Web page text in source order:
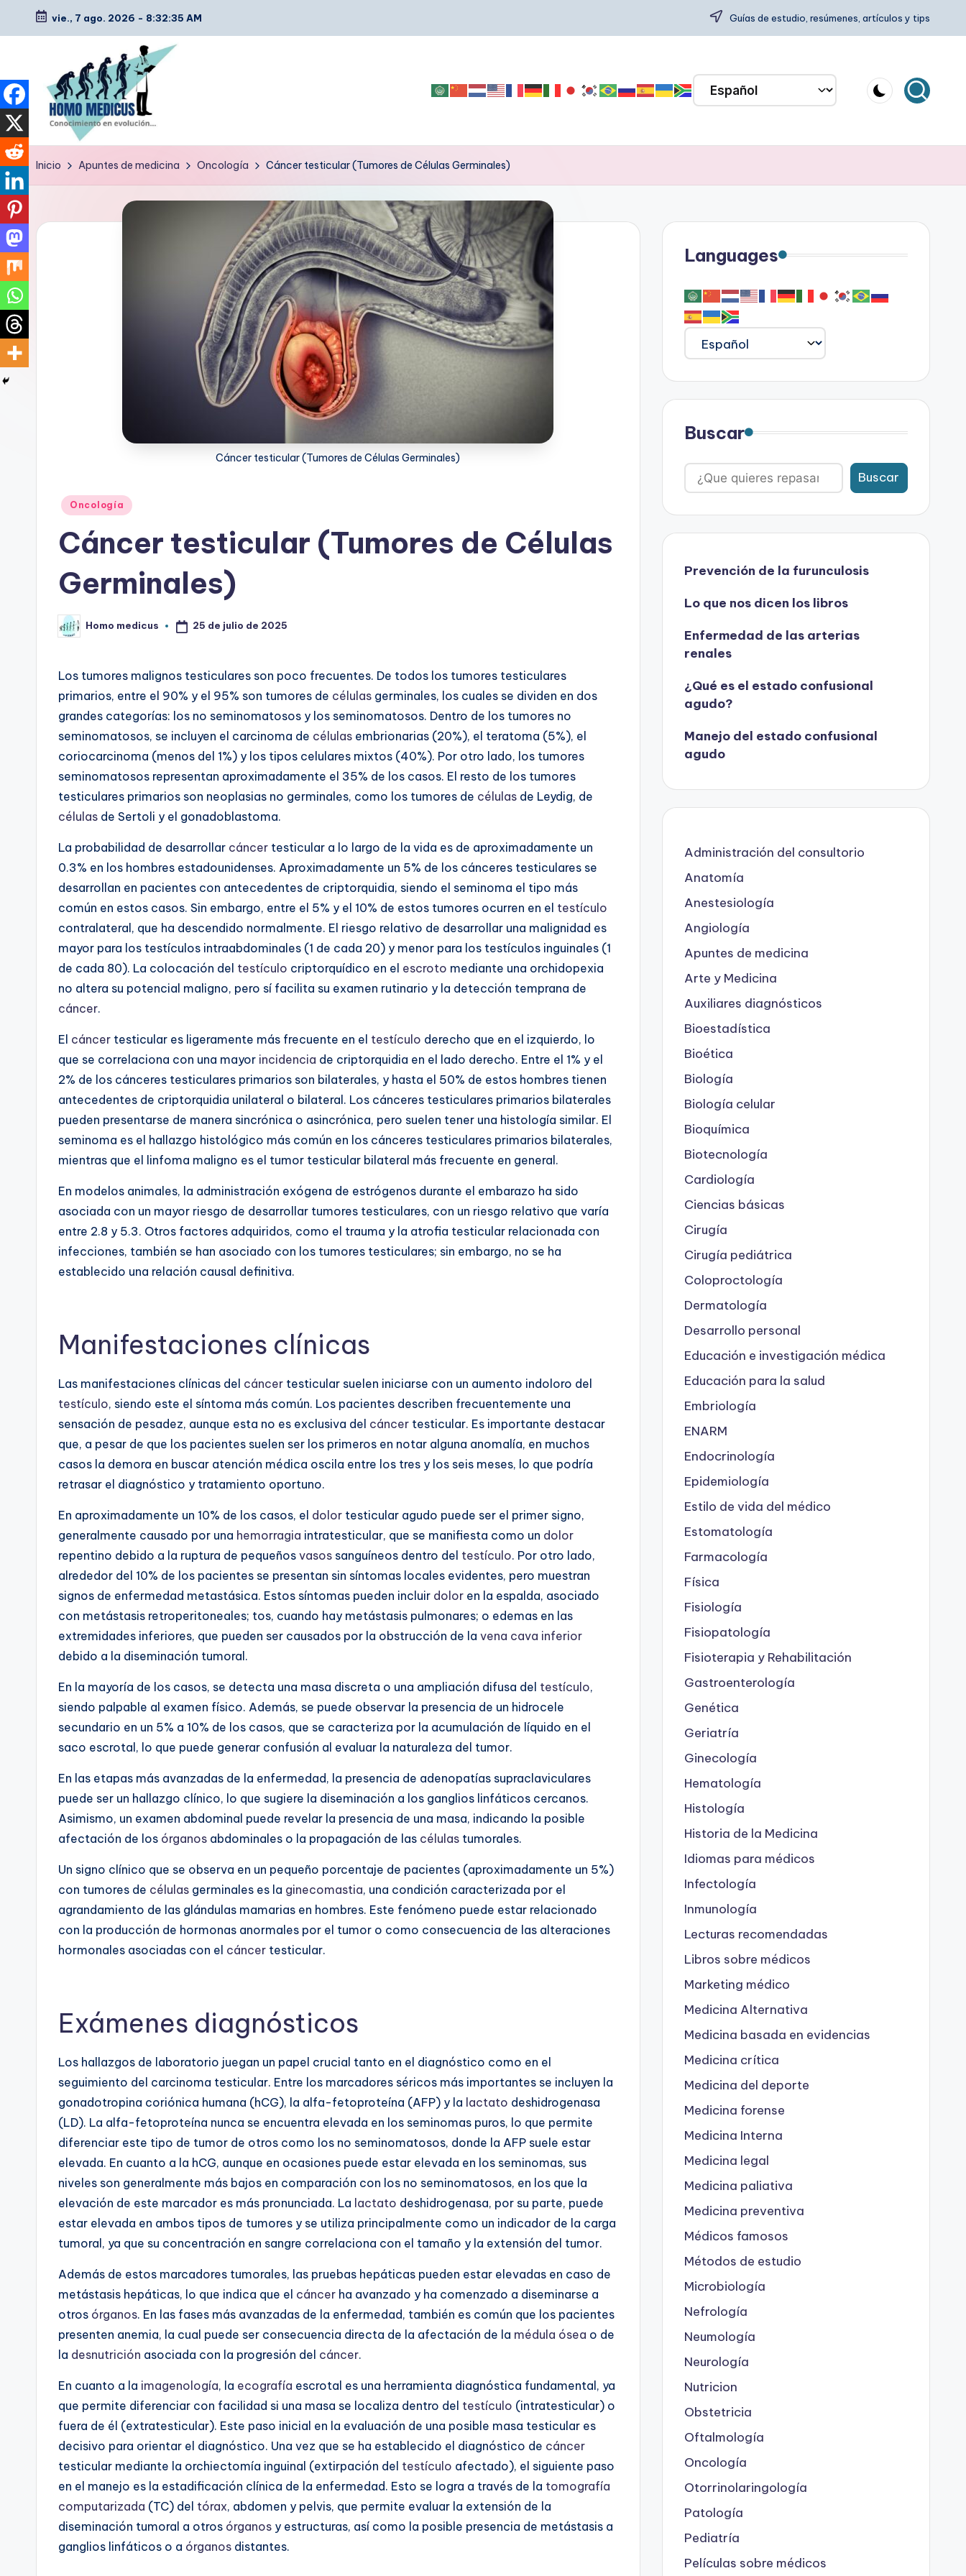
Saltar
contenido
vie., 7 ago. 2026 - 8:32:36 AM Guías de estudio, resúmenes, artículos y tips
H
o
m
Guías
resúmenes,
Inicio Apuntes de medicina Oncología Cáncer testicular (Tumores de Células Germinales)
Cáncer testicular (Tumores de Células Germinales)
Publicado
Oncología
Cáncer testicular (Tumores de Células
Germinales)
Publicado
por
Homo medicus 25 de julio de 2025
Los tumores malignos testiculares son poco frecuentes. De todos los tumores testiculares
primarios, entre el 90% y el 95% son tumores de células germinales, los cuales se dividen en dos
grandes categorías: los no seminomatosos y los seminomatosos. Dentro de los tumores no
seminomatosos, se incluyen el carcinoma de células embrionarias (20%), el teratoma (5%), el
coriocarcinoma (menos del 1%) y los tipos celulares mixtos (40%). Por otro lado, los tumores
seminomatosos representan aproximadamente el 35% de los casos. El resto de los tumores
testiculares primarios son neoplasias no germinales, como los tumores de células de Leydig, de
células de Sertoli y el gonadoblastoma.
La probabilidad de desarrollar cáncer testicular a lo largo de la vida es de aproximadamente un
0.3% en los hombres estadounidenses. Aproximadamente un 5% de los cánceres testiculares se
desarrollan en pacientes con antecedentes de criptorquidia, siendo el seminoma el tipo más
común en estos casos. Sin embargo, entre el 5% y el 10% de estos tumores ocurren en el testículo
contralateral, que ha descendido normalmente. El riesgo relativo de desarrollar una malignidad es
mayor para los testículos intraabdominales (1 de cada 20) y menor para los testículos inguinales (1
de cada 80). La colocación del testículo criptorquídico en el escroto mediante una orchidopexia
no altera su potencial maligno, pero sí facilita su examen rutinario y la detección temprana de
cáncer.
El cáncer testicular es ligeramente más frecuente en el testículo derecho que en el izquierdo, lo
que se correlaciona con una mayor incidencia de criptorquidia en el lado derecho. Entre el 1% y el
2% de los cánceres testiculares primarios son bilaterales, y hasta el 50% de estos hombres tienen
antecedentes de criptorquidia unilateral o bilateral. Los cánceres testiculares primarios bilaterales
pueden presentarse de manera sincrónica o asincrónica, pero suelen tener una histología similar. El
seminoma es el hallazgo histológico más común en los cánceres testiculares primarios bilaterales,
mientras que el linfoma maligno es el tumor testicular bilateral más frecuente en general.
En modelos animales, la administración exógena de estrógenos durante el embarazo ha sido
asociada con un mayor riesgo de desarrollar tumores testiculares, con un riesgo relativo que varía
entre 2.8 y 5.3. Otros factores adquiridos, como el trauma y la atrofia testicular relacionada con
infecciones, también se han asociado con los tumores testiculares; sin embargo, no se ha
establecido una relación causal definitiva.
Manifestaciones clínicas
Las manifestaciones clínicas del cáncer testicular suelen iniciarse con un aumento indoloro del
testículo, siendo este el síntoma más común. Los pacientes describen frecuentemente una
sensación de pesadez, aunque esta no es exclusiva del cáncer testicular. Es importante destacar
que, a pesar de que los pacientes suelen ser los primeros en notar alguna anomalía, en muchos
casos la demora en buscar atención médica oscila entre los tres y los seis meses, lo que podría
retrasar el diagnóstico y tratamiento oportuno.
En aproximadamente un 10% de los casos, el dolor testicular agudo puede ser el primer signo,
generalmente causado por una hemorragia intratesticular, que se manifiesta como un dolor
repentino debido a la ruptura de pequeños vasos sanguíneos dentro del testículo. Por otro lado,
alrededor del 10% de los pacientes se presentan sin síntomas locales evidentes, pero muestran
signos de enfermedad metastásica. Estos síntomas pueden incluir dolor en la espalda, asociado
con metástasis retroperitoneales; tos, cuando hay metástasis pulmonares; o edemas en las
extremidades inferiores, que pueden ser causados por la obstrucción de la vena cava inferior
debido a la diseminación tumoral.
En la mayoría de los casos, se detecta una masa discreta o una ampliación difusa del testículo,
siendo palpable al examen físico. Además, se puede observar la presencia de un hidrocele
secundario en un 5% a 10% de los casos, que se caracteriza por la acumulación de líquido en el
saco escrotal, lo que puede generar confusión al evaluar la naturaleza del tumor.
En las etapas más avanzadas de la enfermedad, la presencia de adenopatías supraclaviculares
puede ser un hallazgo clínico, lo que sugiere la diseminación a los ganglios linfáticos cercanos.
Asimismo, un examen abdominal puede revelar la presencia de una masa, indicando la posible
afectación de los órganos abdominales o la propagación de las células tumorales.
Un signo clínico que se observa en un pequeño porcentaje de pacientes (aproximadamente un 5%)
con tumores de células germinales es la ginecomastia, una condición caracterizada por el
agrandamiento de las glándulas mamarias en hombres. Este fenómeno puede estar relacionado
con la producción de hormonas anormales por el tumor o como consecuencia de las alteraciones
hormonales asociadas con el cáncer testicular.
Exámenes diagnósticos
Los hallazgos de laboratorio juegan un papel crucial tanto en el diagnóstico como en el
seguimiento del carcinoma testicular. Entre los marcadores séricos más importantes se incluyen la
gonadotropina coriónica humana (hCG), la alfa-fetoproteína (AFP) y la lactato deshidrogenasa
(LD). La alfa-fetoproteína nunca se encuentra elevada en los seminomas puros, lo que permite
diferenciar este tipo de tumor de otros como los no seminomatosos, donde la AFP suele estar
elevada. En cuanto a la hCG, aunque en ocasiones puede estar elevada en los seminomas, sus
niveles son generalmente más bajos en comparación con los no seminomatosos, en los que la
elevación de este marcador es más pronunciada. La lactato deshidrogenasa, por su parte, puede
estar elevada en ambos tipos de tumores y se utiliza principalmente como un indicador de la carga
tumoral, ya que su concentración en sangre correlaciona con el tamaño y la extensión del tumor.
Además de estos marcadores tumorales, las pruebas hepáticas pueden estar elevadas en caso de
metástasis hepáticas, lo que indica que el cáncer ha avanzado y ha comenzado a diseminarse a
otros órganos. En las fases más avanzadas de la enfermedad, también es común que los pacientes
presenten anemia, la cual puede ser consecuencia directa de la afectación de la médula ósea o de
la desnutrición asociada con la progresión del cáncer.
En cuanto a la imagenología, la ecografía escrotal es una herramienta diagnóstica fundamental, ya
que permite diferenciar con facilidad si una masa se localiza dentro del testículo (intratesticular) o
fuera de él (extratesticular). Este paso inicial en la evaluación de una posible masa testicular es
decisivo para orientar el diagnóstico. Una vez que se ha establecido el diagnóstico de cáncer
testicular mediante la orchiectomía inguinal (extirpación del testículo afectado), el siguiente paso
en el manejo es la estadificación clínica de la enfermedad. Esto se logra a través de la tomografía
computarizada (TC) del tórax, abdomen y pelvis, que permite evaluar la extensión de la
diseminación tumoral a otros órganos y estructuras, así como la posible presencia de metástasis a
ganglios linfáticos o a órganos distantes.
Languages
Buscar
Buscar
Prevención de la furunculosis
Lo que nos dicen los libros
Enfermedad de las arterias
renales
¿Qué es el estado confusional
agudo?
Manejo del estado confusional
agudo
Administración del consultorio
Anatomía
Anestesiología
Angiología
Apuntes de medicina
Arte y Medicina
Auxiliares diagnósticos
Bioestadística
Bioética
Biología
Biología celular
Bioquímica
Biotecnología
Cardiología
Ciencias básicas
Cirugía
Cirugía pediátrica
Coloproctología
Dermatología
Desarrollo personal
Educación e investigación médica
Educación para la salud
Embriología
ENARM
Endocrinología
Epidemiología
Estilo de vida del médico
Estomatología
Farmacología
Física
Fisiología
Fisiopatología
Fisioterapia y Rehabilitación
Gastroenterología
Genética
Geriatría
Ginecología
Hematología
Histología
Historia de la Medicina
Idiomas para médicos
Infectología
Inmunología
Lecturas recomendadas
Libros sobre médicos
Marketing médico
Medicina Alternativa
Medicina basada en evidencias
Medicina crítica
Medicina del deporte
Medicina forense
Medicina Interna
Medicina legal
Medicina paliativa
Medicina preventiva
Médicos famosos
Métodos de estudio
Microbiología
Nefrología
Neumología
Neurología
Nutricion
Obstetricia
Oftalmología
Oncología
Otorrinolaringología
Patología
Pediatría
Películas sobre médicos